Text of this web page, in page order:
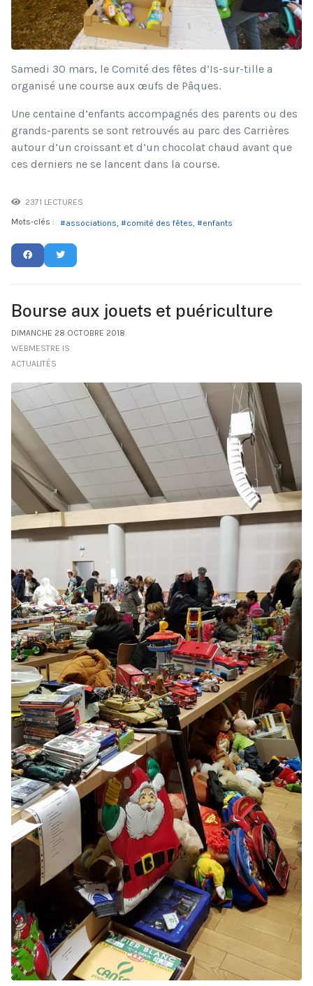
Samedi 30 mars, le Comité des fêtes d’Is-sur-tille a
organisé une course aux œufs de Pâques.
Une centaine d’enfants accompagnés des parents ou des
grands-parents se sont retrouvés au parc des Carrières
autour d’un croissant et d’un chocolat chaud avant que
ces derniers ne se lancent dans la course.
2371 LECTURES
Mots-clés :
associations comité des fêtes enfants
Bourse aux jouets et puériculture
DIMANCHE 28 OCTOBRE 2018
WEBMESTRE IS
ACTUALITÉS